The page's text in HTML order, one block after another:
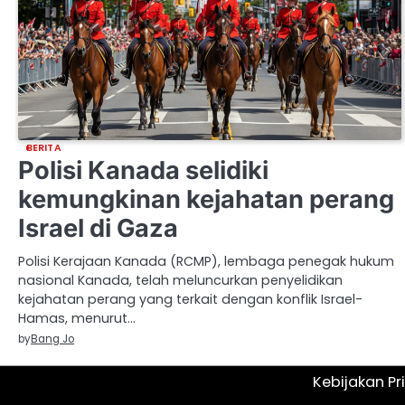
BERITA
Polisi Kanada selidiki
kemungkinan kejahatan perang
Israel di Gaza
Polisi Kerajaan Kanada (RCMP), lembaga penegak hukum
nasional Kanada, telah meluncurkan penyelidikan
kejahatan perang yang terkait dengan konflik Israel-
Hamas, menurut…
byBang Jo
Kebijakan